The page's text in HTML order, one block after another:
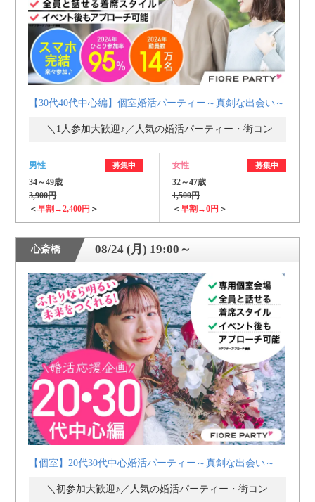
【30代40代中心編】個室婚活パーティー～真剣な出会い～
＼1人参加大歓迎♪／人気の婚活パーティー・街コン
男性 募集中
34～49歳
3,900円
＜早割→2,400円 ＞
女性 募集中
32～47歳
1,500円
＜早割→0円 ＞
心斎橋 08/24 (月) 19:00～
【個室】20代30代中心婚活パーティー～真剣な出会い～
＼初参加大歓迎♪／人気の婚活パーティー・街コン